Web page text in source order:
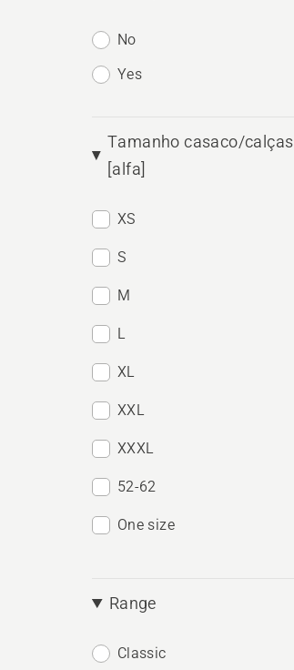
No
Yes
Tamanho casaco/calças
[alfa]
XS
S
M
L
XL
XXL
XXXL
52-62
One size
Range
Classic